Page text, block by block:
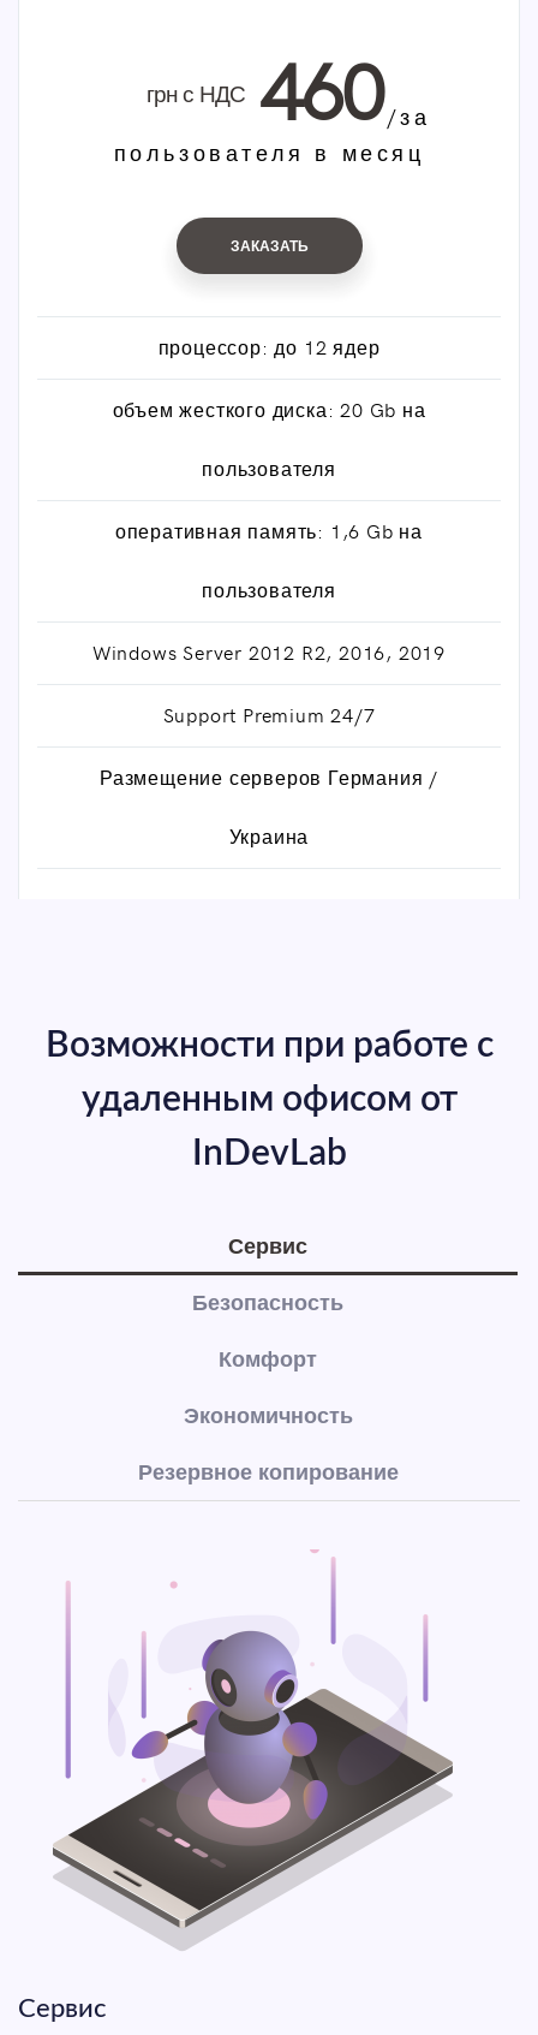
грн с НДС 460 /за
пользователя в месяц
ЗАКАЗАТЬ
процессор: до 12 ядер
объем жесткого диска: 20 Gb на
пользователя
оперативная память: 1,6 Gb на
пользователя
Windows Server 2012 R2, 2016, 2019
Support Premium 24/7
Размещение серверов Германия /
Украина
Возможности при работе с
удаленным офисом от
InDevLab
Сервис
Безопасность
Комфорт
Экономичность
Резервное копирование
Сервис